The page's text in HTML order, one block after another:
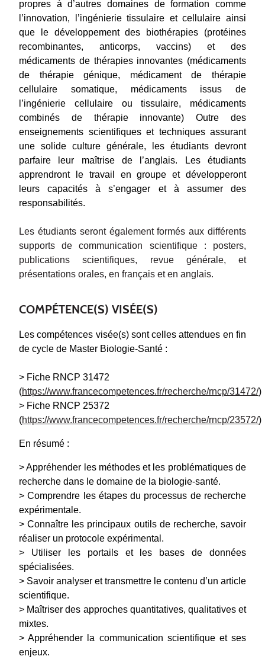
propres à d’autres domaines de formation comme
l’innovation, l’ingénierie tissulaire et cellulaire ainsi
que le développement des biothérapies (protéines
recombinantes, anticorps, vaccins) et des
médicaments de thérapies innovantes (médicaments
de thérapie génique, médicament de thérapie
cellulaire somatique, médicaments issus de
l’ingénierie cellulaire ou tissulaire, médicaments
combinés de thérapie innovante) Outre des
enseignements scientifiques et techniques assurant
une solide culture générale, les étudiants devront
parfaire leur maîtrise de l’anglais. Les étudiants
apprendront le travail en groupe et développeront
leurs capacités à s’engager et à assumer des
responsabilités.
Les étudiants seront également formés aux différents
supports de communication scientifique : posters,
publications scientifiques, revue générale, et
présentations orales, en français et en anglais.
COMPÉTENCE(S) VISÉE(S)
Les compétences visée(s) sont celles attendues en fin
de cycle de Master Biologie-Santé :
> Fiche RNCP 31472
(https://www.francecompetences.fr/recherche/rncp/31472/)
> Fiche RNCP 25372
(https://www.francecompetences.fr/recherche/rncp/23572/)
En résumé :
> Appréhender les méthodes et les problématiques de
recherche dans le domaine de la biologie-santé.
> Comprendre les étapes du processus de recherche
expérimentale.
> Connaître les principaux outils de recherche, savoir
réaliser un protocole expérimental.
> Utiliser les portails et les bases de données
spécialisées.
> Savoir analyser et transmettre le contenu d’un article
scientifique.
> Maîtriser des approches quantitatives, qualitatives et
mixtes.
> Appréhender la communication scientifique et ses
enjeux.